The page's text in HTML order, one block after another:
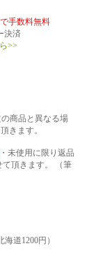
手数料無料
決済
>>
商品と異なる場
きます。
・未使用に限り返品
頂きます。 （筆
道1200円）